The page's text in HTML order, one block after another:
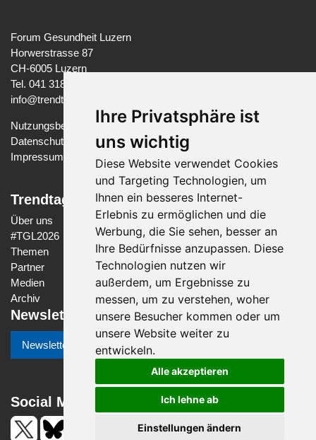
Ihre Privatsphäre ist
uns wichtig
Diese Website verwendet Cookies
und Targeting Technologien, um
Ihnen ein besseres Internet-
Erlebnis zu ermöglichen und die
Werbung, die Sie sehen, besser an
Ihre Bedürfnisse anzupassen. Diese
Technologien nutzen wir
außerdem, um Ergebnisse zu
messen, um zu verstehen, woher
unsere Besucher kommen oder um
unsere Website weiter zu
entwickeln.
Alle akzeptieren
Ich lehne ab
Einstellungen ändern
Forum Gesundheit Luzern
Horwerstrasse 87
CH-6005 Luzern
Tel. 041 318 37 97
info@trendtage-gesundheit.ch
Nutzungsbedingungen
Datenschutzerklärung
Impressum
Trendtage Gesundheit Luzern
Über uns
#TGL2026
Themen
Partner
Medien
Archiv
Newsletter
Newsletter-Anmeldung
Social Media